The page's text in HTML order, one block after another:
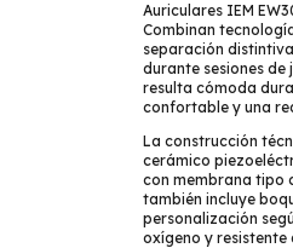
Auriculares IEM
Combinan
separación
durante sesiones de
resulta cómoda
confortable y una
La construcción
cerámico
con membrana tipo
también incluye
personalización
oxígeno y